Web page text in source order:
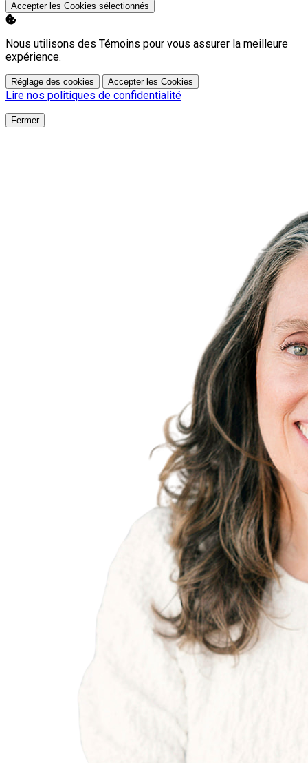
Accepter les Cookies sélectionnés
Nous utilisons des Témoins pour vous assurer la meilleure
expérience.
Réglage des cookies Accepter les Cookies
Lire nos politiques de confidentialité
Fermer